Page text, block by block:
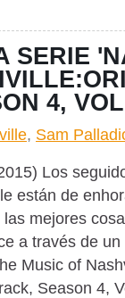
SERIE
4,
, Sam
Los
están de
las mejores
a través de
Music of
Season 4,